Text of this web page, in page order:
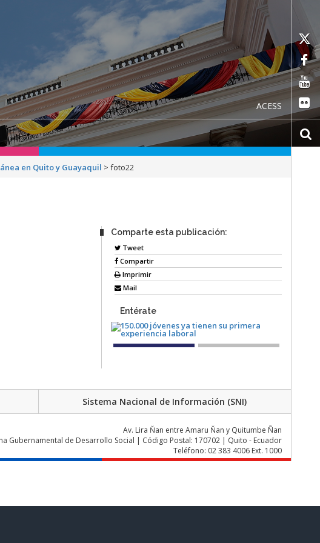
ACESS
en Quito y Guayaquil >foto22
Comparte esta publicación:
Tweet
Compartir
Imprimir
Mail
Entérate
Sistema Nacional de Información (SNI)
Av. Lira Ňan entre Amaru Ňan y Quitumbe Ñan
Gubernamental de Desarrollo Social | Código Postal: 170702 | Quito - Ecuador
Teléfono: 02 383 4006 Ext. 1000